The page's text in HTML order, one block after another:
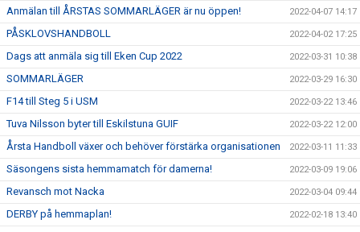
Anmälan till ÅRSTAS SOMMARLÄGER är nu öppen! 2022-04-07 14:17
PÅSKLOVSHANDBOLL 2022-04-02 17:25
Dags att anmäla sig till Eken Cup 2022 2022-03-31 10:38
SOMMARLÄGER 2022-03-29 16:30
F14 till Steg 5 i USM 2022-03-22 13:46
Tuva Nilsson byter till Eskilstuna GUIF 2022-03-22 12:00
Årsta Handboll växer och behöver förstärka organisationen 2022-03-11 11:33
Säsongens sista hemmamatch för damerna! 2022-03-09 19:06
Revansch mot Nacka 2022-03-04 09:44
DERBY på hemmaplan! 2022-02-18 13:40